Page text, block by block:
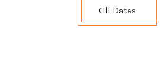
All Dates